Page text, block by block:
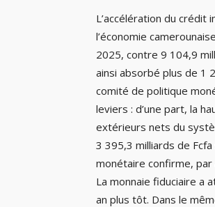
L’accélération du crédit
l’économie
2025, contre 9 104,9
ainsi absorbé plus de 1
comité de politique
leviers : d’une part, la
extérieurs nets du
3 395,3 milliards de
monétaire confirme, par
La monnaie fiduciaire a
an plus tôt. Dans le